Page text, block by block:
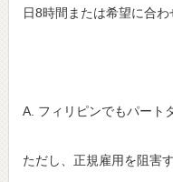
日8時間または希望に合
A. フィリピンでもパート
ただし、正規雇用を阻害